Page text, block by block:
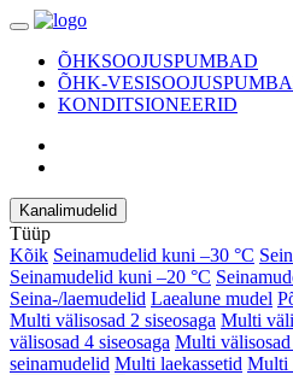
ÕHKSOOJUSPUMBAD
ÕHK-
KONDITSIONEERID
Kanalimudelid
Tüüp
Kõik Seinamudelid kuni –30 °C
Seinamudelid kuni –20 °C
Seina-/laemudelid Laealune mudel
Multi välisosad 2 siseosaga Multi
välisosad 4 siseosaga Multi välisosad
seinamudelid Multi laekassetid Multi